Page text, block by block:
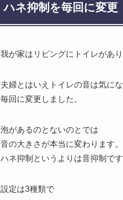
ハネ抑制を毎回に変更
我が家はリビングにトイレがあり
夫婦とはいえトイレの音は気に
毎回に変更しました。
泡があるのとないのとでは
音の大きさが本当に変わります。
ハネ抑制というよりは音抑制です
設定は3種類で